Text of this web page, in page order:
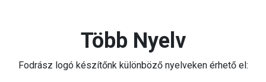
Több Nyelv
Fodrász logó készítőnk különböző nyelveken érhető el: